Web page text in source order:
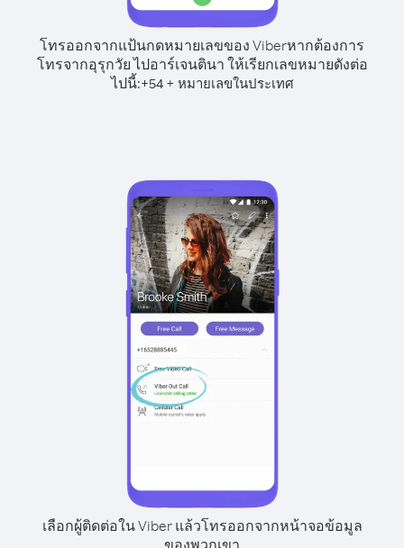
โทรออกจากแป้นกดหมายเลขของ Viberหากต้องการ
โทรจากอุรุกวัย ไปอาร์เจนตินา ให้เรียกเลขหมายดังต่อ
ไปนี้:+54+ หมายเลขในประเทศ
เลือกผู้ติดต่อใน Viber แล้วโทรออกจากหน้าจอข้อมูล
ของพวกเขา